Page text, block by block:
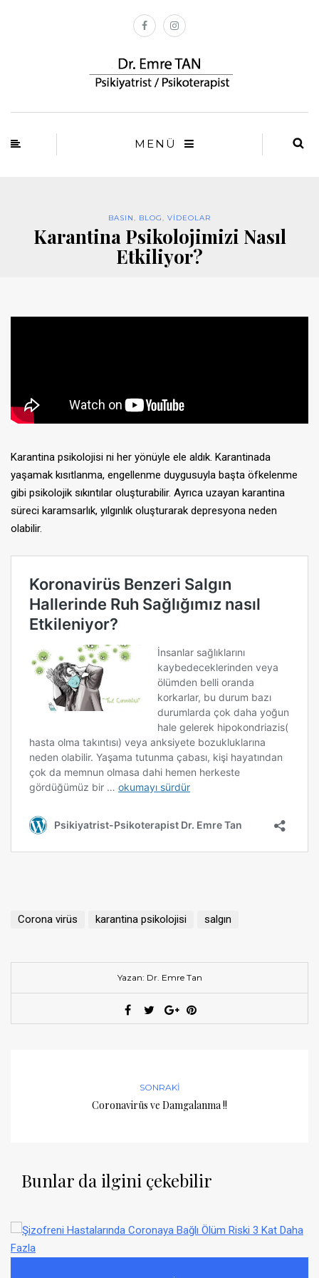
MENÜ
BASIN, BLOG, VIDEOLAR
Karantina Psikolojimizi Nasıl
Etkiliyor?
Karantina psikolojisi ni her yönüyle ele aldık. Karantinada
yaşamak kısıtlanma, engellenme duygusuyla başta öfkelenme
gibi psikolojik sıkıntılar oluşturabilir. Ayrıca uzayan karantina
süreci karamsarlık, yılgınlık oluşturarak depresyona neden
olabilir.
Corona virüs karantina psikolojisi salgın
Yazan: Dr. Emre Tan
SONRAKI
Coronavirüs ve Damgalanma !!
Bunlar da ilgini çekebilir